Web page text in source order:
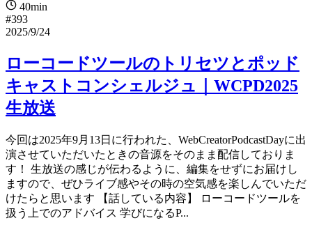
40min
#393
2025/9/24
ローコードツールのトリセツとポッド
キャストコンシェルジュ｜WCPD2025
生放送
今回は2025年9月13日に行われた、WebCreatorPodcastDayに出
演させていただいたときの音源をそのまま配信しておりま
す！ 生放送の感じが伝わるように、編集をせずにお届けし
ますので、ぜひライブ感やその時の空気感を楽しんでいただ
けたらと思います 【話している内容】 ローコードツールを
扱う上でのアドバイス 学びになるP...